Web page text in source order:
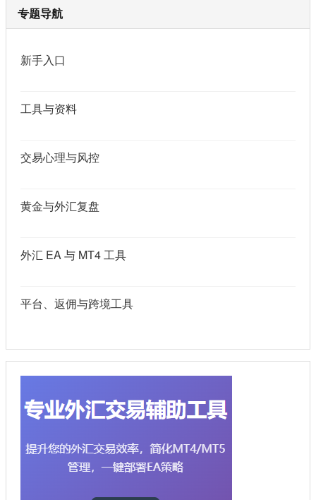
专题导航
新手入口
工具与资料
交易心理与风控
黄金与外汇复盘
外汇 EA 与 MT4 工具
平台、返佣与跨境工具